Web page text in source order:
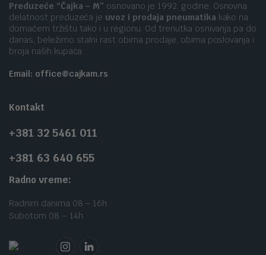
Preduzeće “Čajka – M” osnovano je 1992. godine. Osnovna
delatnost preduzeća je uvoz i prodaja pneumatika kako na
domaćem tržištu tako i u regionu. Od trenutka osnivanja pa do
danas, beležimo stalni rast obima prodaje, obima poslovanja i
broja naših kupaca
Email: office@cajkam.rs
Kontakt
+381 32 5461 011
+381 63 640 655
Radno vreme:
Radnim danima 08 – 16h
Subotom 08 – 14h